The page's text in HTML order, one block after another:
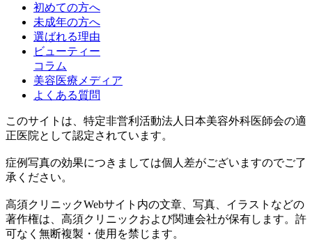
初めての方へ
未成年の方へ
選ばれる理由
ビューティー
コラム
美容医療メディア
よくある質問
このサイトは、特定非営利活動法人日本美容外科医師会の適
正医院として認定されています。
症例写真の効果につきましては個人差がございますのでご了
承ください。
高須クリニックWebサイト内の文章、写真、イラストなどの
著作権は、高須クリニックおよび関連会社が保有します。許
可なく無断複製・使用を禁じます。